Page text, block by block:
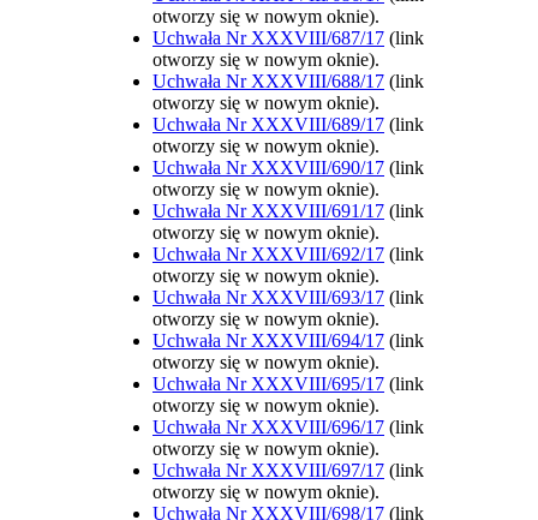
otworzy się w nowym oknie).
Uchwała Nr XXXVIII/687/17 (link
otworzy się w nowym oknie).
Uchwała Nr XXXVIII/688/17 (link
otworzy się w nowym oknie).
Uchwała Nr XXXVIII/689/17 (link
otworzy się w nowym oknie).
Uchwała Nr XXXVIII/690/17 (link
otworzy się w nowym oknie).
Uchwała Nr XXXVIII/691/17 (link
otworzy się w nowym oknie).
Uchwała Nr XXXVIII/692/17 (link
otworzy się w nowym oknie).
Uchwała Nr XXXVIII/693/17 (link
otworzy się w nowym oknie).
Uchwała Nr XXXVIII/694/17 (link
otworzy się w nowym oknie).
Uchwała Nr XXXVIII/695/17 (link
otworzy się w nowym oknie).
Uchwała Nr XXXVIII/696/17 (link
otworzy się w nowym oknie).
Uchwała Nr XXXVIII/697/17 (link
otworzy się w nowym oknie).
Uchwała Nr XXXVIII/698/17 (link